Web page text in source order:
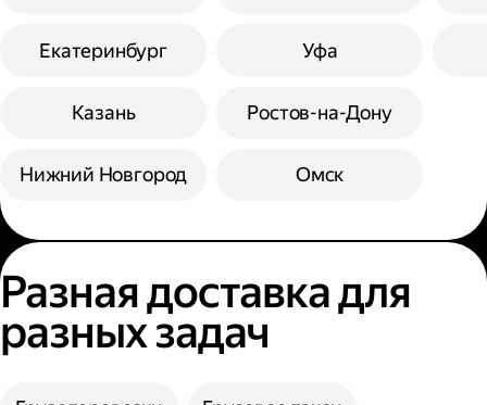
Екатеринбург
Казань
Нижний Новгород
Уфа
Ростов-на-Дону
Омск
Разная доставка для
разных задач